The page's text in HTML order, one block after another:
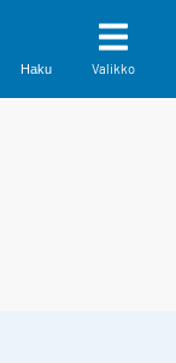
Haku Valikko